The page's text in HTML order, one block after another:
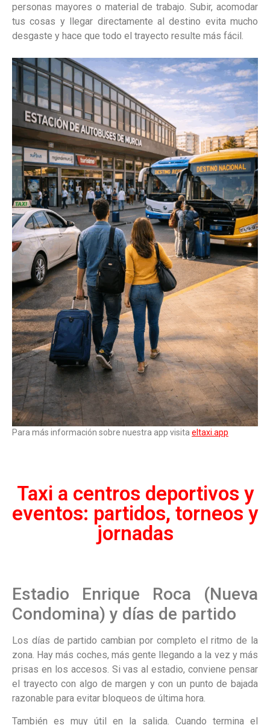
personas mayores o material de trabajo. Subir, acomodar
tus cosas y llegar directamente al destino evita mucho
desgaste y hace que todo el trayecto resulte más fácil.
Para más información sobre nuestra app visita eltaxi.app
Taxi a centros deportivos y
eventos: partidos, torneos y
jornadas
Estadio Enrique Roca (Nueva
Condomina) y días de partido
Los días de partido cambian por completo el ritmo de la
zona. Hay más coches, más gente llegando a la vez y más
prisas en los accesos. Si vas al estadio, conviene pensar
el trayecto con algo de margen y con un punto de bajada
razonable para evitar bloqueos de última hora.
También es muy útil en la salida. Cuando termina el